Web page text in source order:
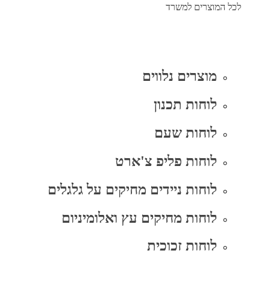
לכל המוצרים למשרד
מוצרים נלווים
לוחות תכנון
לוחות שעם
לוחות פליפ צ'ארט
לוחות ניידים מחיקים על גלגלים
לוחות מחיקים עץ ואלומיניום
לוחות זכוכית